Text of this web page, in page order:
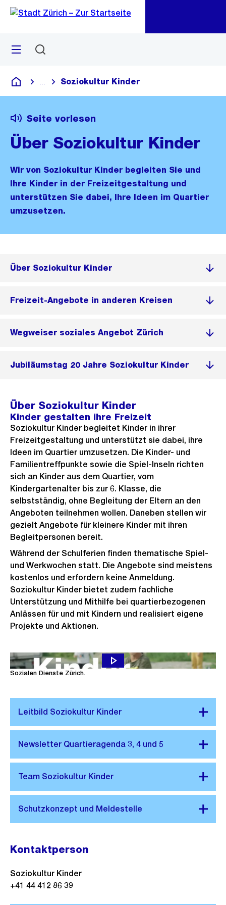
Navigation
Sprunglink
Menü
Deutsch
Blende alle Breadcrumbs ein
Soziokultur Kinder
Seite vorlesen
Über Soziokultur Kinder
Wir von Soziokultur Kinder begleiten Sie und
Ihre Kinder in der Freizeitgestaltung und
unterstützen Sie dabei, Ihre Ideen im Quartier
umzusetzen.
Über Soziokultur Kinder
Freizeit-Angebote in anderen Kreisen
Wegweiser soziales Angebot Zürich
Jubiläumstag 20 Jahre Soziokultur Kinder
Über Soziokultur Kinder
Kinder gestalten ihre Freizeit
Soziokultur Kinder begleitet Kinder in ihrer
Freizeitgestaltung und unterstützt sie dabei, ihre
Ideen im Quartier umzusetzen. Die Kinder- und
Familientreffpunkte sowie die Spiel-Inseln richten
sich an Kinder aus dem Quartier, vom
Kindergartenalter bis zur 6. Klasse, die
selbstständig, ohne Begleitung der Eltern an den
Angeboten teilnehmen wollen. Daneben stellen wir
gezielt Angebote für kleinere Kinder mit ihren
Begleitpersonen bereit.
Während der Schulferien finden thematische Spiel-
und Werkwochen statt. Die Angebote sind meistens
kostenlos und erfordern keine Anmeldung.
Soziokultur Kinder bietet zudem fachliche
Unterstützung und Mithilfe bei quartierbezogenen
Anlässen für und mit Kindern und realisiert eigene
Projekte und Aktionen.
Erfahren Sie mehr über die Spiel-Inseln von Soziokultur Kinder der
Sozialen Dienste Zürich.
Kontaktperson
Soziokultur Kinder
+41 44 412 86 39